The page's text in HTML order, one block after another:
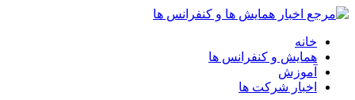
خانه
همایش و کنفرانس ها
آموزش
اخبار شرکت ها